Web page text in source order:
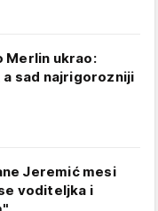
Merlin ukrao:
a sad najrigorozniji
Jeremić mesi
voditeljka i